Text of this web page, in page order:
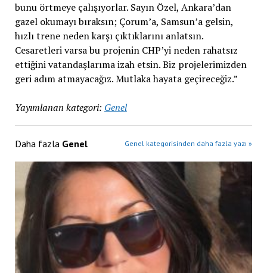
bunu örtmeye çalışıyorlar. Sayın Özel, Ankara’dan
gazel okumayı bıraksın; Çorum’a, Samsun’a gelsin,
hızlı trene neden karşı çıktıklarını anlatsın.
Cesaretleri varsa bu projenin CHP’yi neden rahatsız
ettiğini vatandaşlarıma izah etsin. Biz projelerimizden
geri adım atmayacağız. Mutlaka hayata geçireceğiz.”
Yayımlanan kategori: Genel
Daha fazla Genel Genel kategorisinden daha fazla yazı »